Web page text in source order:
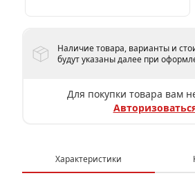
Наличие товара, варианты и
будут указаны далее при
Для покупки товара вам
Характеристики